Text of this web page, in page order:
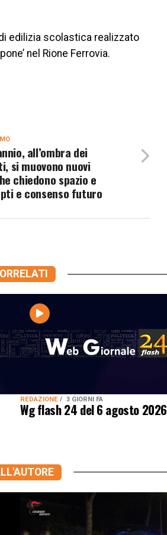
edilizia scolastica realizzato
nel Rione Ferrovia.
all’ombra dei
si muovono nuovi
chiedono spazio e
e consenso futuro
REDAZIONE 3 GIORNI FA
Wg flash 24 del 6 agosto 2026